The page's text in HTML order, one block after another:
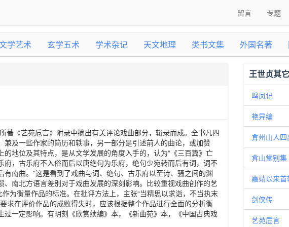
留言 专题
学艺术 玄学五术 学术杂记 天文地理 类书文集 外国名著
著《艺苑卮言》附录中摘出有关评论戏曲部分，辑录而成。全书凡四
兼及一些作家的简历和轶事，另一部分是引述前人的曲论，或加赞
地位及其特点，是从文学发展的角度入手的，认为“《三百篇》亡
府，古乐府不入俗而后以唐绝句为乐府，绝句少宛转而后有词，词不
南曲。”这是看到了戏曲与词、绝句、古乐府以至诗、骚之间的渊
南北方语言差别对于戏曲发展的深刻影响。比较重视戏曲创作的艺
为衡量作品的标准。在批评方法上，主张“当精思以求诣，不当执末
求在评价作品的成败得失时，应该根据整个作品进行全面的分析衡
过一定影响。有明刻《欣赏续编》本，《新曲苑》本，《中国古典戏
王世贞其
鸣凤记
艳异编
弇州山人四
弇山堂别集
嘉靖以来首
剑侠传
艺苑卮言